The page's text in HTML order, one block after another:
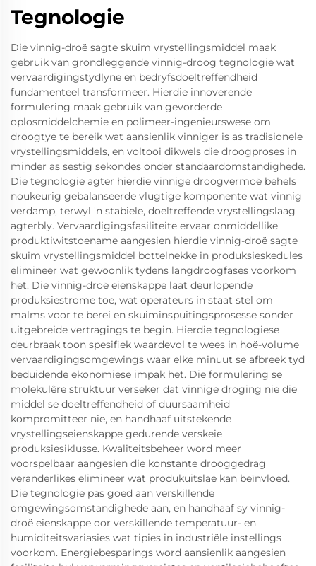
Tegnologie
Die vinnig-droë sagte skuim vrystellingsmiddel maak
gebruik van grondleggende vinnig-droog tegnologie wat
vervaardigingstydlyne en bedryfsdoeltreffendheid
fundamenteel transformeer. Hierdie innoverende
formulering maak gebruik van gevorderde
oplosmiddelchemie en polimeer-ingenieurswese om
droogtye te bereik wat aansienlik vinniger is as tradisionele
vrystellingsmiddels, en voltooi dikwels die droogproses in
minder as sestig sekondes onder standaardomstandighede.
Die tegnologie agter hierdie vinnige droogvermoë behels
noukeurig gebalanseerde vlugtige komponente wat vinnig
verdamp, terwyl 'n stabiele, doeltreffende vrystellingslaag
agterbly. Vervaardigingsfasiliteite ervaar onmiddellike
produktiwitstoename aangesien hierdie vinnig-droë sagte
skuim vrystellingsmiddel bottelnekke in produksieskedules
elimineer wat gewoonlik tydens langdroogfases voorkom
het. Die vinnig-droë eienskappe laat deurlopende
produksiestrome toe, wat operateurs in staat stel om
malms voor te berei en skuiminspuitingsprosesse sonder
uitgebreide vertragings te begin. Hierdie tegnologiese
deurbraak toon spesifiek waardevol te wees in hoë-volume
vervaardigingsomgewings waar elke minuut se afbreek tyd
beduidende ekonomiese impak het. Die formulering se
molekulêre struktuur verseker dat vinnige droging nie die
middel se doeltreffendheid of duursaamheid
kompromitteer nie, en handhaaf uitstekende
vrystellingseienskappe gedurende verskeie
produksiesiklusse. Kwaliteitsbeheer word meer
voorspelbaar aangesien die konstante drooggedrag
veranderlikes elimineer wat produkuitslae kan beïnvloed.
Die tegnologie pas goed aan verskillende
omgewingsomstandighede aan, en handhaaf sy vinnig-
droë eienskappe oor verskillende temperatuur- en
humiditeitsvariasies wat tipies in industriële instellings
voorkom. Energiebesparings word aansienlik aangesien